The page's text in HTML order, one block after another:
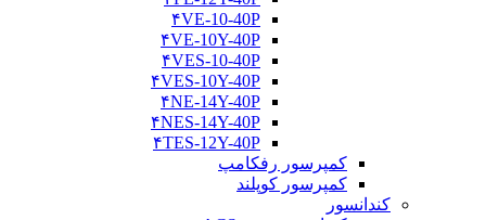
۴VE-10-40P
۴VE-10Y-40P
۴VES-10-40P
۴VES-10Y-40P
۴NE-14Y-40P
۴NES-14Y-40P
۴TES-12Y-40P
کمپرسور رفکامپ
کمپرسور کوپلند
کندانسور